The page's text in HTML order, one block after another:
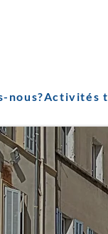
nous?Activités